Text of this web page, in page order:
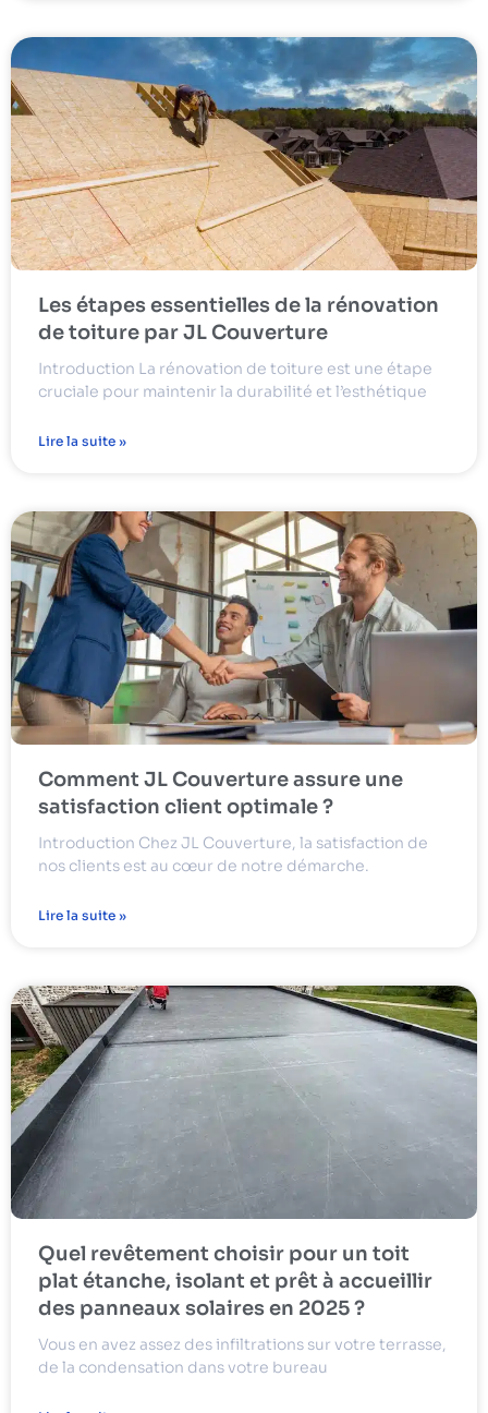
Les étapes essentielles de la rénovation
de toiture par JL Couverture
Introduction La rénovation de toiture est une étape
cruciale pour maintenir la durabilité et l’esthétique
Lire la suite »
Comment JL Couverture assure une
satisfaction client optimale ?
Introduction Chez JL Couverture, la satisfaction de
nos clients est au cœur de notre démarche.
Lire la suite »
Quel revêtement choisir pour un toit
plat étanche, isolant et prêt à accueillir
des panneaux solaires en 2025 ?
Vous en avez assez des infiltrations sur votre terrasse,
de la condensation dans votre bureau